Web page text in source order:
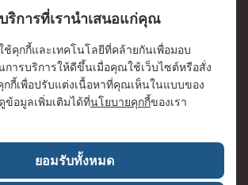
RS
ข่าวประชาสัมพันธ์ / Press
Centre
/
วิธีการชำระเงิน /
RS
อาชีพที่ RS / Careers
ริการที่เรานำเสนอแก่คุณ
ช้คุกกี้และเทคโนโลยีที่คล้ายกันเพื่อมอบ
ารบริการให้ดีขึ้นเมื่อคุณใช้เว็บไซต์หรือสั่ง
กี้เพื่อปรับแต่งเนื้อหาที่คุณเห็นในแบบของ
อมูลเพิ่มเติมได้ที่นโยบายคุกกี้ของเรา
ยอมรับทั้งหมด